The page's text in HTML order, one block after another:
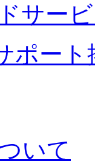
サー
ポート
いて